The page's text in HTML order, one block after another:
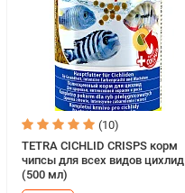
(10)
TETRA CICHLID CRISPS корм
чипсы для всех видов цихлид
(500 мл)